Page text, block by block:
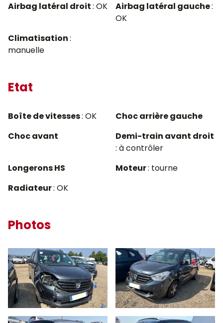
Airbag latéral droit: OK Airbag latéral gauche:
OK
Climatisation:
manuelle
Etat
Boîte de vitesses: OK
Choc arrière gauche
Choc avant
Demi-train avant droit
: à contrôler
Longerons HS
Moteur: tourne
Radiateur: OK
Photos